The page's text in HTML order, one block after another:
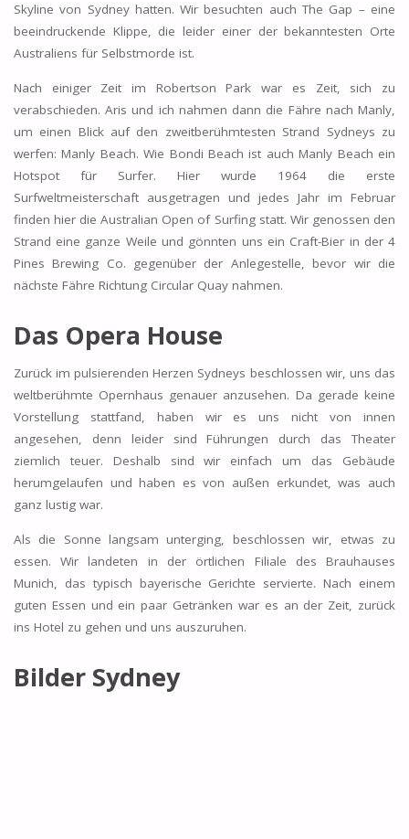
Skyline von Sydney hatten. Wir besuchten auch The Gap – eine
beeindruckende Klippe, die leider einer der bekanntesten Orte
Australiens für Selbstmorde ist.
Nach einiger Zeit im Robertson Park war es Zeit, sich zu
verabschieden. Aris und ich nahmen dann die Fähre nach Manly,
um einen Blick auf den zweitberühmtesten Strand Sydneys zu
werfen: Manly Beach. Wie Bondi Beach ist auch Manly Beach ein
Hotspot für Surfer. Hier wurde 1964 die erste
Surfweltmeisterschaft ausgetragen und jedes Jahr im Februar
finden hier die Australian Open of Surfing statt. Wir genossen den
Strand eine ganze Weile und gönnten uns ein Craft-Bier in der 4
Pines Brewing Co. gegenüber der Anlegestelle, bevor wir die
nächste Fähre Richtung Circular Quay nahmen.
Das Opera House
Zurück im pulsierenden Herzen Sydneys beschlossen wir, uns das
weltberühmte Opernhaus genauer anzusehen. Da gerade keine
Vorstellung stattfand, haben wir es uns nicht von innen
angesehen, denn leider sind Führungen durch das Theater
ziemlich teuer. Deshalb sind wir einfach um das Gebäude
herumgelaufen und haben es von außen erkundet, was auch
ganz lustig war.
Als die Sonne langsam unterging, beschlossen wir, etwas zu
essen. Wir landeten in der örtlichen Filiale des Brauhauses
Munich, das typisch bayerische Gerichte servierte. Nach einem
guten Essen und ein paar Getränken war es an der Zeit, zurück
ins Hotel zu gehen und uns auszuruhen.
Bilder Sydney